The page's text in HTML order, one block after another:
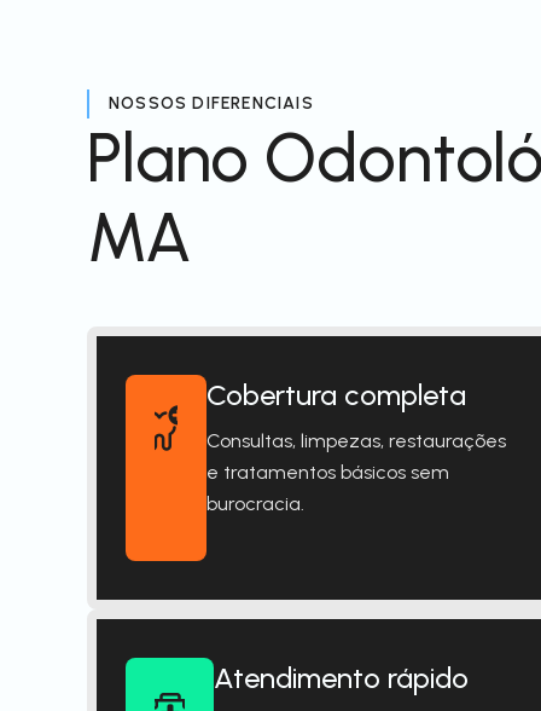
NOSSOS DIFERENCIAIS
Plano
MA
Cobertura completa
Consultas, limpezas, restaurações
e tratamentos básicos sem
burocracia.
Atendimento rápido